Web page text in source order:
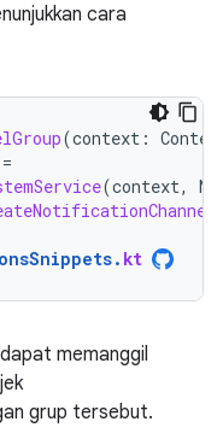
cara
(context :
=
(context,
. kt
memanggil
grup tersebut.